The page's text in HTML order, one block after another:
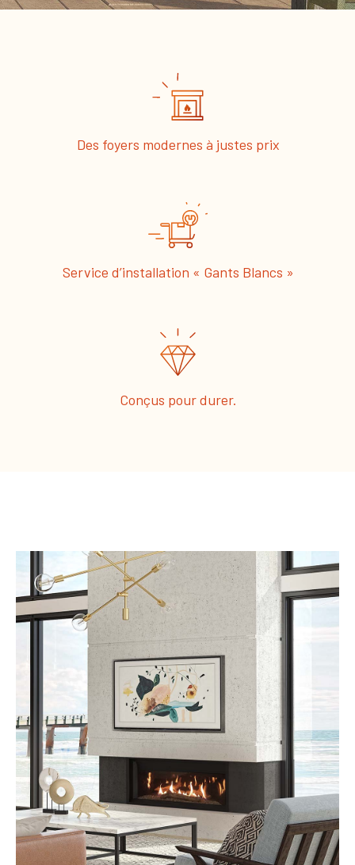
Des foyers modernes à justes prix
Service d’installation « Gants Blancs »
Conçus pour durer.